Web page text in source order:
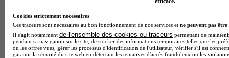
Cookies strictement nécessaires
Ces traceurs sont nécessaires au bon fonctionnement de nos services et ne peuvent pas être
Il s'agit notamment de l'ensemble des cookies ou traceurs permettant de
pendant sa navigation sur le site, de stocker des informations temporaires telles que les
ou les offres vues, gérer les processus d'identification de l'utilisateur, vérifier s'il est
garantir la sécurité du site web en détectant les tentatives d'accès frauduleux ou les